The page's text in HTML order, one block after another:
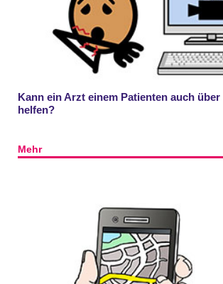
Kann ein Arzt einem Patienten auch
helfen?
Mehr